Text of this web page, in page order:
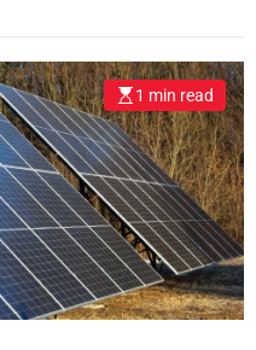
1 min read